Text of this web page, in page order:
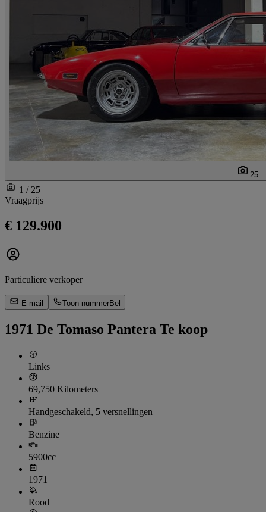
25
1 / 25
Vraagprijs
€ 129.900
Particuliere verkoper
E-mail Toon nummerBel
1971 De Tomaso Pantera Te koop
Links
69,750 Kilometers
Handgeschakeld, 5 versnellingen
Benzine
5900cc
1971
Rood